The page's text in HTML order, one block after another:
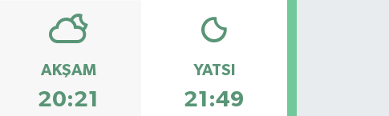
AKŞAM
20:21
YATSI
21:49